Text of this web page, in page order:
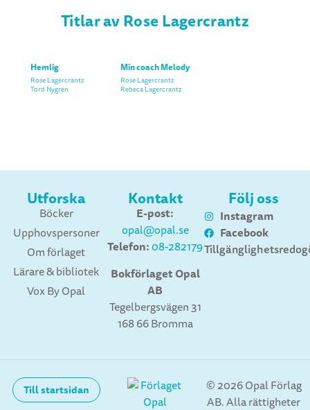
Titlar av Rose Lagercrantz
Hemlig
Rose Lagercrantz
Tord Nygren
Min coach Melody
Rose Lagercrantz
Rebeca Lagercrantz
Utforska
Böcker
Upphovspersoner
Om förlaget
Lärare & bibliotek
Vox By Opal
Kontakt
E-post:
opal@opal.se
Telefon:08-282179
Bokförlaget Opal
AB
Tegelbergsvägen 31
168 66 Bromma
Följ oss
Instagram
Facebook
Till startsidan
© 2026 Opal Förlag
AB. Alla rättigheter